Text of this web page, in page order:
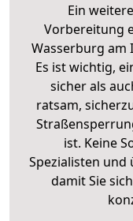
Ein
Vorbereitung
Wasserburg am
Es ist wichtig,
sicher als
ratsam,
ist. Keine
Spezialisten und
damit Sie